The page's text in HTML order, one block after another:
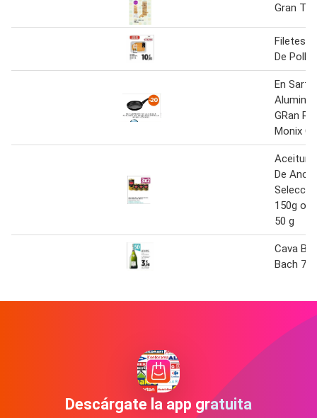
Gran
Filetes
De Pollo
En
Aluminio
GRan
Monix
De
150g o
50 g
Cava
Bach
Descárgate la app gratuita